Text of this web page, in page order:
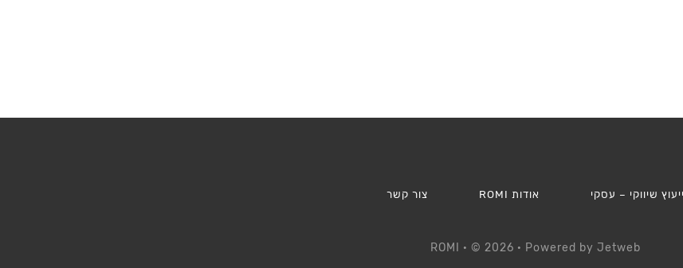
ייעוץ שיווקי – עסקי אודות ROMI צור קשר
ROMI · © 2026 · Powered by Jetweb